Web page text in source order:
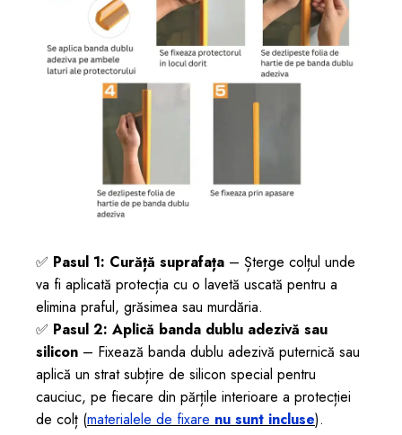
✅ Pasul 1: Curăță suprafața – Șterge colțul unde
va fi aplicată protecția cu o lavetă uscată pentru a
elimina praful, grăsimea sau murdăria.
✅ Pasul 2: Aplică banda dublu adezivă sau
silicon – Fixează banda dublu adezivă puternică sau
aplică un strat subțire de silicon special pentru
cauciuc, pe fiecare din părțile interioare a protecției
de colț (materialele de fixare nu sunt incluse).